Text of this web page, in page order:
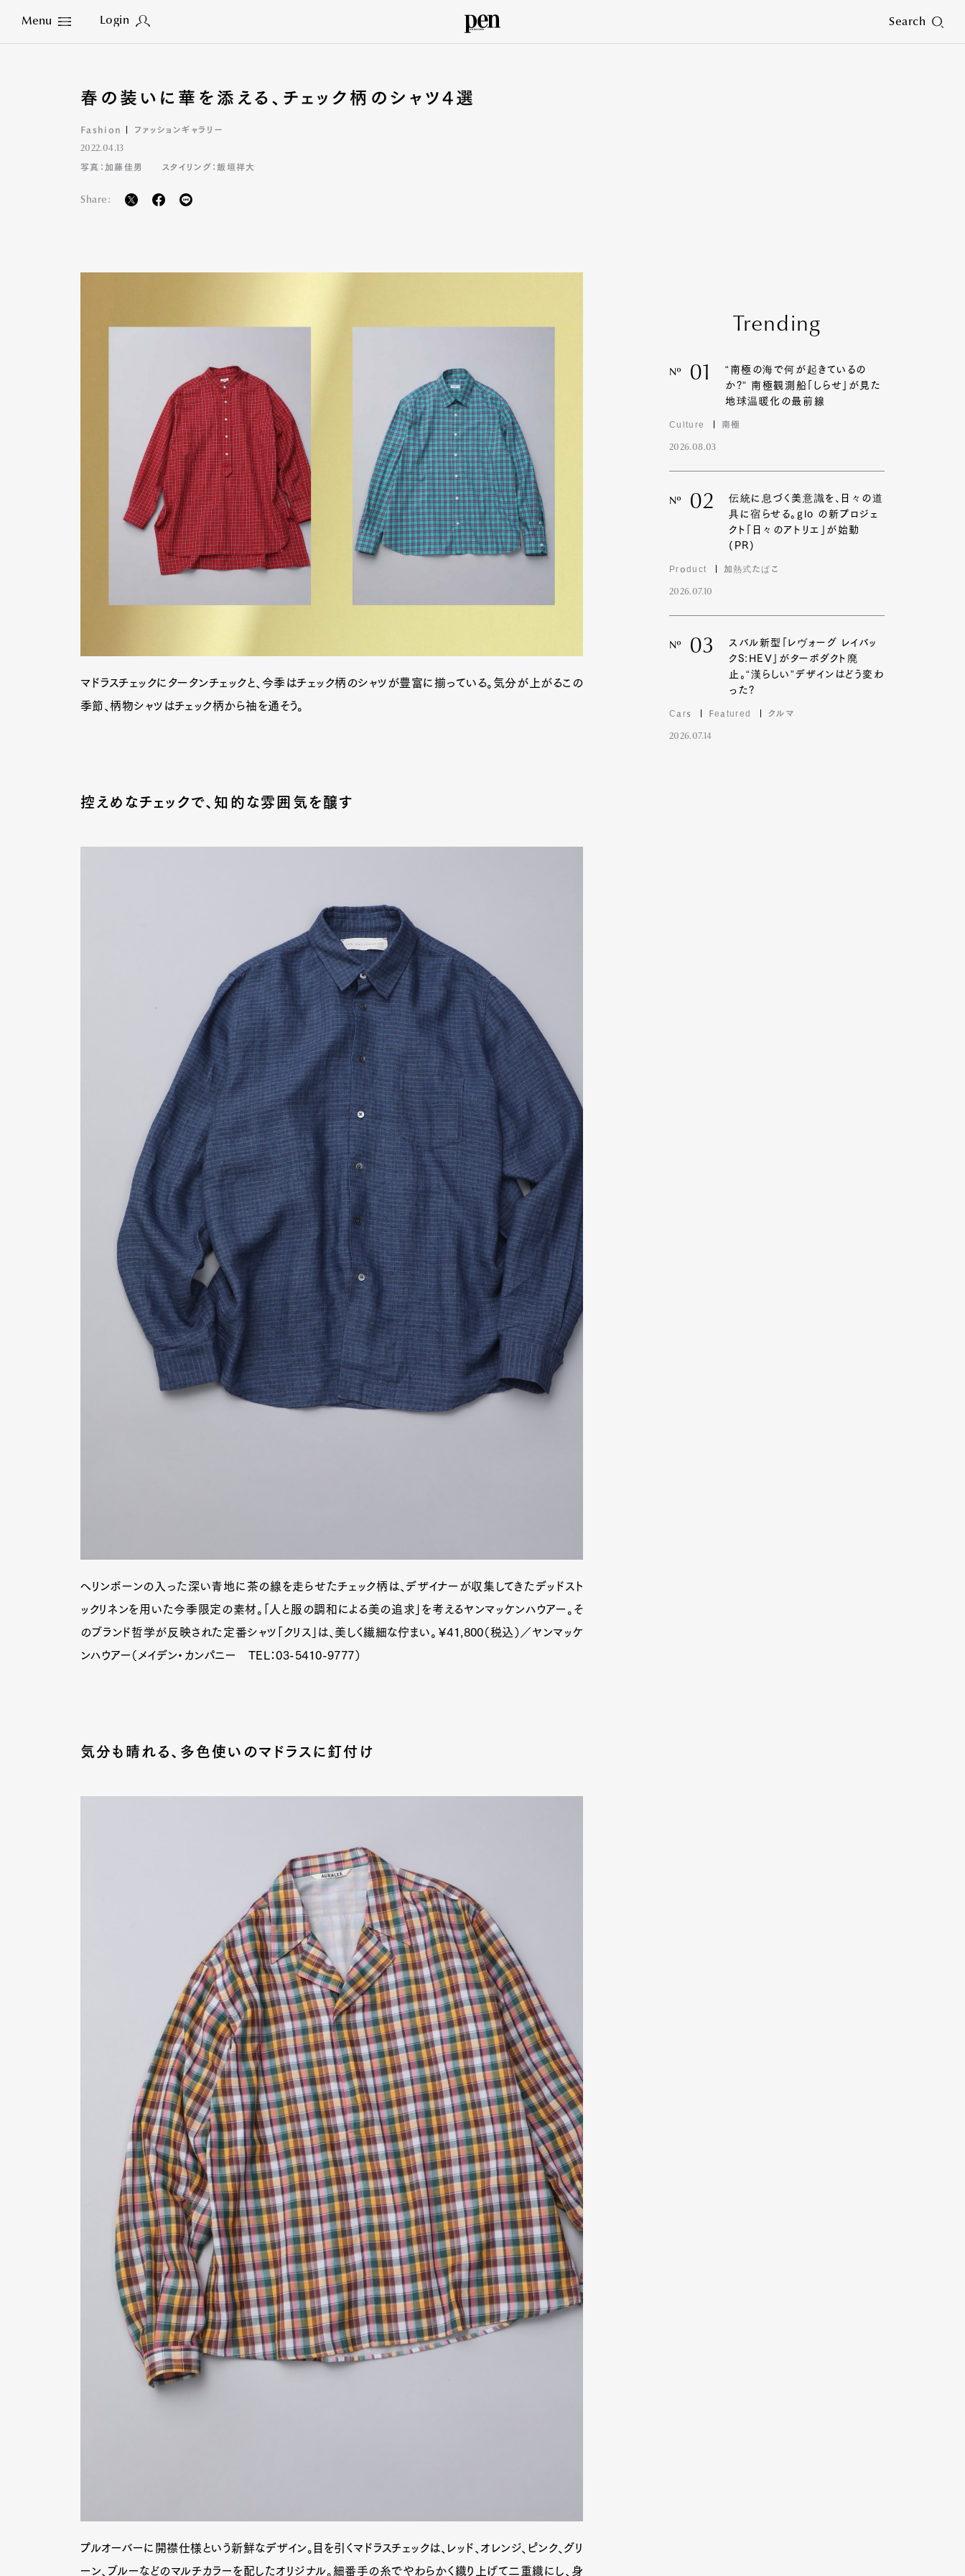
Menu Login Search
Close
Lifestyle
Pen Meet Pen international
春の装いに華を添える、チェック柄のシャツ4選
Fashion ファッションギャラリー
2022.04.13
写真：加藤佳男 スタイリング：飯垣祥大
Share:
マドラスチェックにタータンチェックと、今季はチェック柄のシャツが豊富に揃っている。気分が上がるこの
季節、柄物シャツはチェック柄から袖を通そう。
控えめなチェックで、知的な雰囲気を醸す
ヘリンボーンの入った深い青地に茶の線を走らせたチェック柄は、デザイナーが収集してきたデッドスト
ックリネンを用いた今季限定の素材。「人と服の調和による美の追求」を考えるヤンマッケンハウアー。そ
のブランド哲学が反映された定番シャツ「クリス」は、美しく繊細な佇まい。￥41,800（税込）／ヤンマッケ
ンハウアー（メイデン・カンパニー TEL：03-5410-9777）
気分も晴れる、多色使いのマドラスに釘付け
プルオーバーに開襟仕様という新鮮なデザイン。目を引くマドラスチェックは、レッド、オレンジ、ピンク、グリ
ーン、ブルーなどのマルチカラーを配したオリジナル。細番手の糸でやわらかく織り上げて二重織にし、身
Trending
Nº 01
“南極の海で何が起きているの
か?” 南極観測船「しらせ」が見た
地球温暖化の最前線
Culture 南極
2026.08.03
Nº 02
伝統に息づく美意識を、日々の道
具に宿らせる。glo の新プロジェ
クト「日々のアトリエ」が始動
(PR)
Product 加熱式たばこ
2026.07.10
Nº 03
スバル新型「レヴォーグ レイバッ
クS:HEV」がターボダクト廃
止。“漢らしい”デザインはどう変わ
った?
Cars Featured クルマ
2026.07.14